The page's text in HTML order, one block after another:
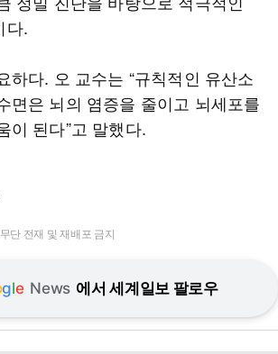
다.
하다. 오 교수는 “규칙적인 유산소
면은 뇌의 염증을 줄이고 뇌세포를
이 된다”고 말했다.
단 전재 및 재배포 금지
gle News 에서 세계일보 팔로우